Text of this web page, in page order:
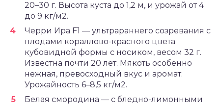
20–30 г. Высота куста до 1,2 м, и урожай от 4
до 9 кг/м2.
Черри Ира F1 — ультрараннего созревания с
плодами кораллово-красного цвета
кубовидной формы с носиком, весом 32 г.
Известна почти 20 лет. Мякоть особенно
нежная, превосходный вкус и аромат.
Урожайность 6–8,5 кг/м2.
Белая смородина — с бледно-лимонными